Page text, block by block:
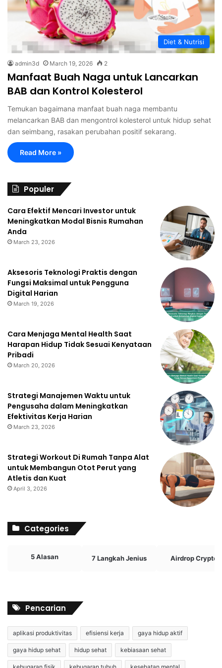
Diet & Nutrisi
admin3d March 19, 2026 2
Manfaat Buah Naga untuk Lancarkan
BAB dan Kontrol Kolesterol
Temukan bagaimana manfaat buah naga membantu
melancarkan BAB dan mengontrol kolesterol untuk hidup sehat
dan seimbang, rasakan perubahan positif sekarang.
Read More »
Populer
Cara Efektif Mencari Investor untuk
Meningkatkan Modal Bisnis Rumahan
Anda
March 23, 2026
Aksesoris Teknologi Praktis dengan
Fungsi Maksimal untuk Pengguna
Digital Harian
March 19, 2026
Cara Menjaga Mental Health Saat
Harapan Hidup Tidak Sesuai Kenyataan
Pribadi
March 20, 2026
Strategi Manajemen Waktu untuk
Pengusaha dalam Meningkatkan
Efektivitas Kerja Harian
March 23, 2026
Strategi Workout Di Rumah Tanpa Alat
untuk Membangun Otot Perut yang
Atletis dan Kuat
April 3, 2026
Categories
5 Alasan 7 Langkah Jenius Airdrop Crypto
Pencarian
aplikasi produktivitas efisiensi kerja gaya hidup aktif
gaya hidup sehat hidup sehat kebiasaan sehat